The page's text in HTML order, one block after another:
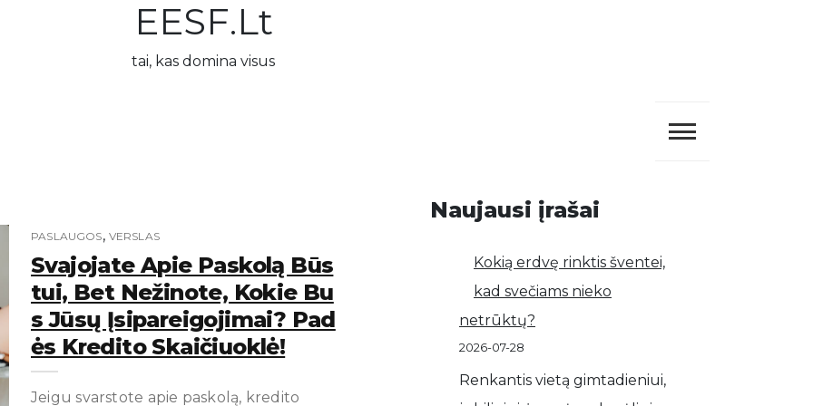
EESF.lt
tai, kas domina visus
PASLAUGOS, VERSLAS
Svajojate Apie Paskolą Būs
Tui, Bet Nežinote, Kokie Bu
S Jūsų Įsipareigojimai? Pad
Ės Kredito Skaičiuoklė!
Jeigu svarstote apie paskolą, kredito
Naujausi įrašai
Kokią erdvę rinktis šventei,
kad svečiams nieko
netrūktų?
2026-07-28
Renkantis vietą gimtadieniui,